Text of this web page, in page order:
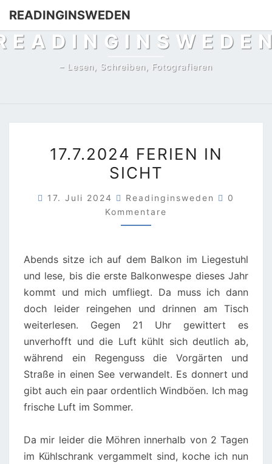
Skip
content
READINGINSWEDEN
– Lesen, Schreiben, Fotografieren
FERIEN
IN
17.7.2024 FERIEN IN
SICHT
17. Juli 2024 Readinginsweden
0
Kommentare
Abends sitze ich auf dem Balkon im Liegestuhl
und lese, bis die erste Balkonwespe dieses Jahr
kommt und mich umfliegt. Da muss ich dann
doch leider reingehen und drinnen am Tisch
weiterlesen. Gegen 21 Uhr gewittert es
unverhofft und die Luft kühlt sich deutlich ab,
während ein Regenguss die Vorgärten und
Straße in einen See verwandelt. Es donnert und
gibt auch ein paar ordentlich Windböen. Ich mag
frische Luft im Sommer.
Da mir leider die Möhren innerhalb von 2 Tagen
im Kühlschrank vergammelt sind, koche ich nun